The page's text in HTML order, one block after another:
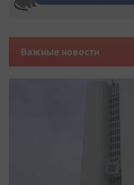
Важные новости